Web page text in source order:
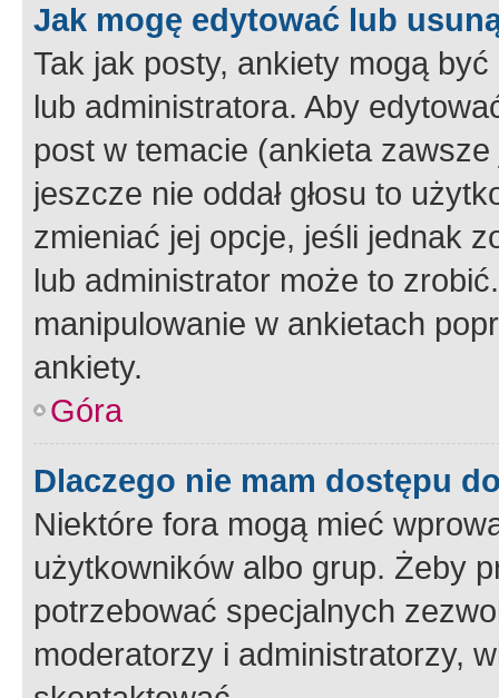
Jak mogę edytować lub
Tak jak posty, ankiety mogą
lub administratora. Aby
post w temacie (ankieta
jeszcze nie oddał głosu to
zmieniać jej opcje, jeśli jednak
lub administrator może to
manipulowanie w ankietach
ankiety.
Góra
Dlaczego nie mam dostępu
Niektóre fora mogą mieć
użytkowników albo grup. Żeby
potrzebować specjalnych
moderatorzy i administratorzy,